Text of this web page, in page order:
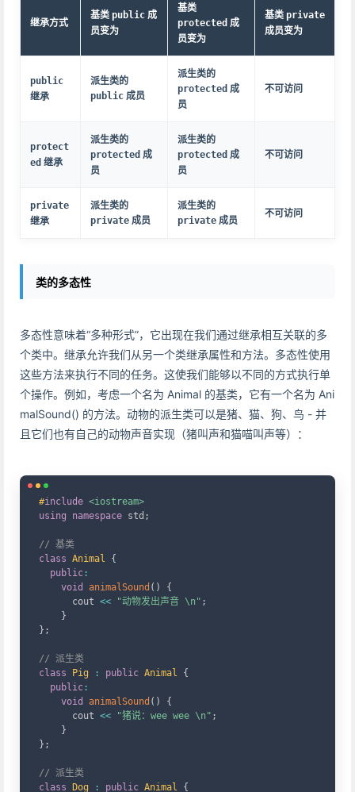
继承方式
基类 public 成
员变为
基类
protected 成
员变为
基类 private
成员变为
public
继承
派生类的
public 成员
派生类的
protected 成
员
不可访问
protect
ed 继承
派生类的
protected 成
员
派生类的
protected 成
员
不可访问
private
继承
派生类的
private 成员
派生类的
private 成员
不可访问
类的多态性
多态性意味着“多种形式”，它出现在我们通过继承相互关联的多
个类中。继承允许我们从另一个类继承属性和方法。多态性使用
这些方法来执行不同的任务。这使我们能够以不同的方式执行单
个操作。例如，考虑一个名为 Animal 的基类，它有一个名为 Ani
malSound() 的方法。动物的派生类可以是猪、猫、狗、鸟 - 并
且它们也有自己的动物声音实现（猪叫声和猫喵叫声等）：
#include <iostream>
using
namespace std ;
// 基类
class Animal
{
public :
void
animalSound ( )
{
      cout
<< "动物发出声音 \n" ;
}
} ;
// 派生类
class
Pig : public Animal
{
public :
void
animalSound ( )
{
      cout
<< "猪说：wee wee \n" ;
}
} ;
// 派生类
class Dog : public Animal {